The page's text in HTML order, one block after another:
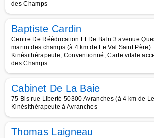
des Champs
Baptiste Cardin
Centre De Rééducation Et De Baln 3 avenue
martin des champs (à 4 km de Le Val Saint Père)
Kinésithérapeute, Conventionné, Carte vitale
des Champs
Cabinet De La Baie
75 Bis rue Liberté 50300 Avranches (à 4 km de
Kinésithérapeute à Avranches
Thomas Laigneau